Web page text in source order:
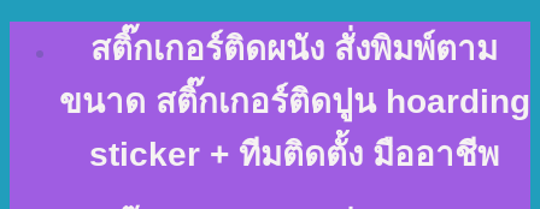
content
สติ๊กเกอร์ติดผนัง สั่งพิมพ์ตาม
ขนาด สติ๊กเกอร์ติดปูน hoarding
sticker + ทีมติดตั้ง มืออาชีพ